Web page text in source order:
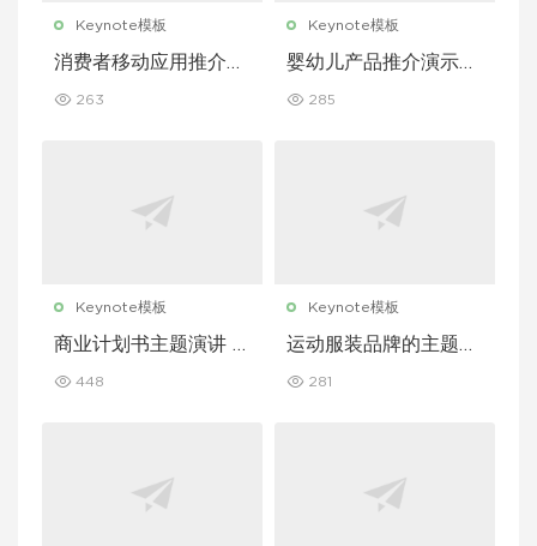
Keynote模板
消费者移动应用推介演
ote 模板
263
Keynote模板
婴幼儿产品推介演示文
模板
285
Keynote模板
商业计划书主题演讲 K
448
Keynote模板
运动服装品牌的主题演
281